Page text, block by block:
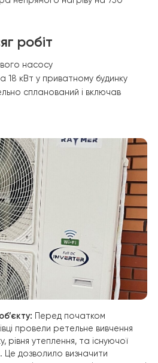
витрати на електроенергію,
було обрано тепловий
непрямого нагріву на 750
насосу
на 18 кВт
у приватному будинку
спланований і включав